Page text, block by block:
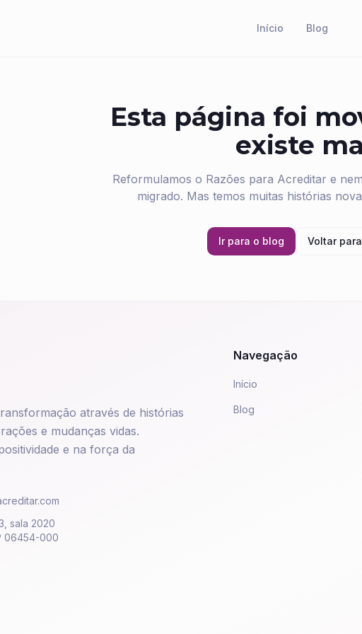
Início Blog
Esta página foi
existe
Reformulamos o Razões para Acreditar e
migrado. Mas temos muitas histórias
Ir para o blog Voltar
através de histórias
e mudanças vidas.
e na força da
sala 2020
06454-000
Navegação
Início
Blog